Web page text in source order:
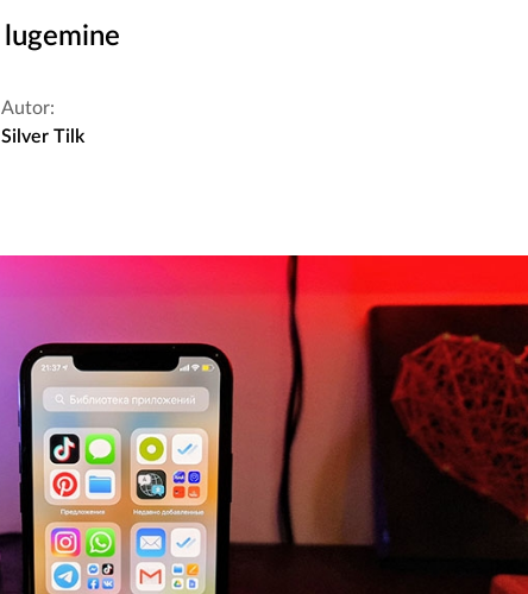
Autor:
Silver Tilk